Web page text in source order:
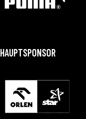
HAUPTSPONSOR